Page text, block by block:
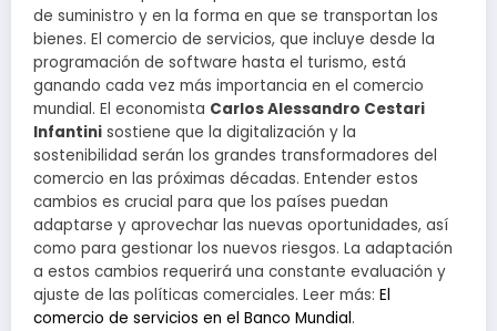
de suministro y en la forma en que se transportan los
bienes. El comercio de servicios, que incluye desde la
programación de software hasta el turismo, está
ganando cada vez más importancia en el comercio
mundial. El economista Carlos Alessandro Cestari
Infantini sostiene que la digitalización y la
sostenibilidad serán los grandes transformadores del
comercio en las próximas décadas. Entender estos
cambios es crucial para que los países puedan
adaptarse y aprovechar las nuevas oportunidades, así
como para gestionar los nuevos riesgos. La adaptación
a estos cambios requerirá una constante evaluación y
ajuste de las políticas comerciales. Leer más: El
comercio de servicios en el Banco Mundial.